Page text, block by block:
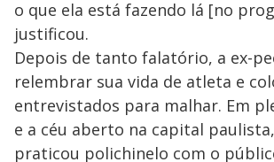
o que ela está fazendo lá [no
justificou.
Depois de tanto falatório, a ex-
relembrar sua vida de atleta e
entrevistados para malhar. Em
e a céu aberto na capital
praticou polichinelo com o